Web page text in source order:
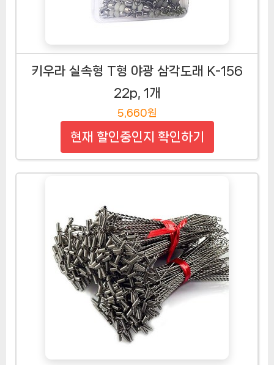
키우라 실속형 T형 야광 삼각도래 K-156
22p, 1개
5,660원
현재 할인중인지 확인하기